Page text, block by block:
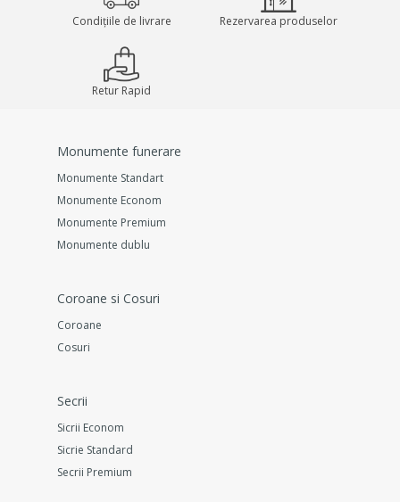
Condițiile de livrare Rezervarea produselor
Retur Rapid
Monumente funerare
Monumente Standart
Monumente Econom
Monumente Premium
Monumente dublu
Coroane si Cosuri
Coroane
Cosuri
Secrii
Sicrii Econom
Sicrie Standard
Secrii Premium